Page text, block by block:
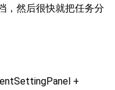
，然后很快就把任务分
+